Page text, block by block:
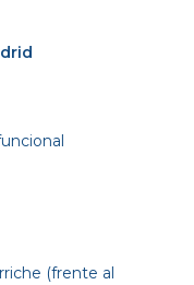
(frente al